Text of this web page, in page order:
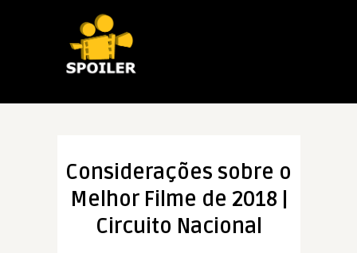
Considerações sobre o
Melhor Filme de 2018 |
Circuito Nacional